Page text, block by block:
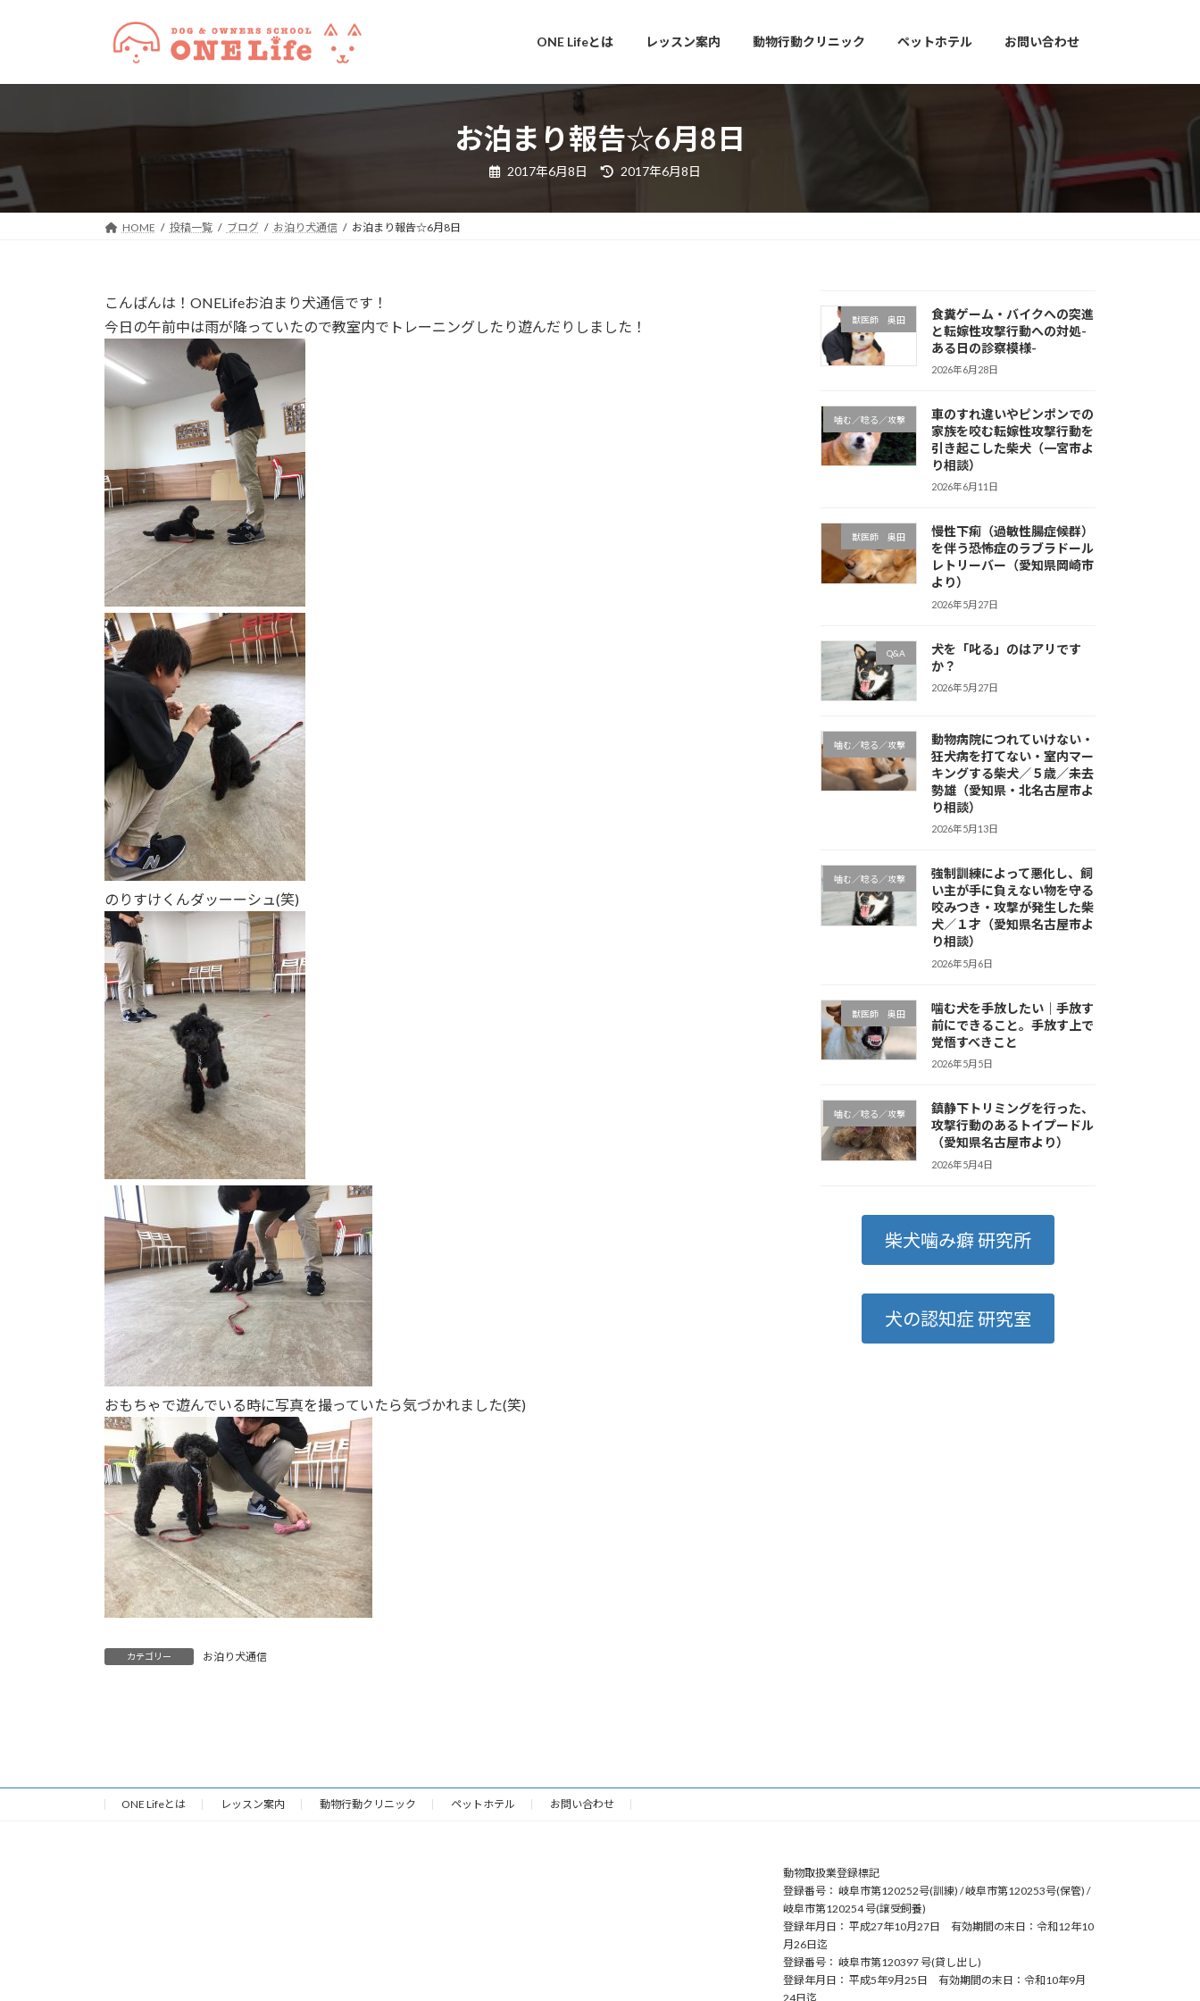
ッ
プ
移
動
ONE Lifeとは レッスン案内 動物行動クリニック ペットホテル お問い合わせ
お泊まり報告☆6月8日
2017年6月8日
最
2017年6月8日
HOME 投稿一覧 ブログ お泊り犬通信 お泊まり報告☆6月8日
こんばんは！ONELifeお泊まり犬通信です！
今日の午前中は雨が降っていたので教室内でトレーニングしたり遊んだりしました！
のりすけくんダッーーシュ(笑)
おもちゃで遊んでいる時に写真を撮っていたら気づかれました(笑)
カテゴリー お泊り犬通信
獣医師 奥田
食糞ゲーム・バイクへの突進
と転嫁性攻撃行動への対処-
ある日の診察模様-
2026年6月28日
噛む／唸る／攻撃
車のすれ違いやピンポンでの
家族を咬む転嫁性攻撃行動を
引き起こした柴犬（一宮市よ
り相談）
2026年6月11日
獣医師 奥田
慢性下痢（過敏性腸症候群）
を伴う恐怖症のラブラドール
レトリーバー（愛知県岡崎市
より）
2026年5月27日
Q&A
犬を「叱る」のはアリです
か？
2026年5月27日
噛む／唸る／攻撃
動物病院につれていけない・
狂犬病を打てない・室内マー
キングする柴犬／５歳／未去
勢雄（愛知県・北名古屋市よ
り相談）
2026年5月13日
噛む／唸る／攻撃
強制訓練によって悪化し、飼
い主が手に負えない物を守る
咬みつき・攻撃が発生した柴
犬／１才（愛知県名古屋市よ
り相談）
2026年5月6日
獣医師 奥田
噛む犬を手放したい｜手放す
前にできること。手放す上で
覚悟すべきこと
2026年5月5日
噛む／唸る／攻撃
鎮静下トリミングを行った、
攻撃行動のあるトイプードル
（愛知県名古屋市より）
2026年5月4日
柴犬噛み癖 研究所
犬の認知症 研究室
ONE Lifeとは レッスン案内 動物行動クリニック ペットホテル お問い合わせ
動物取扱業登録標記
登録番号： 岐阜市第120252号(訓練) / 岐阜市第120253号(保管) /
岐阜市第120254 号(譲受飼養)
登録年月日： 平成27年10月27日 有効期間の末日：令和12年10
月26日迄
登録番号： 岐阜市第120397 号(貸し出し)
登録年月日： 平成5年9月25日 有効期間の末日：令和10年9月
24日迄